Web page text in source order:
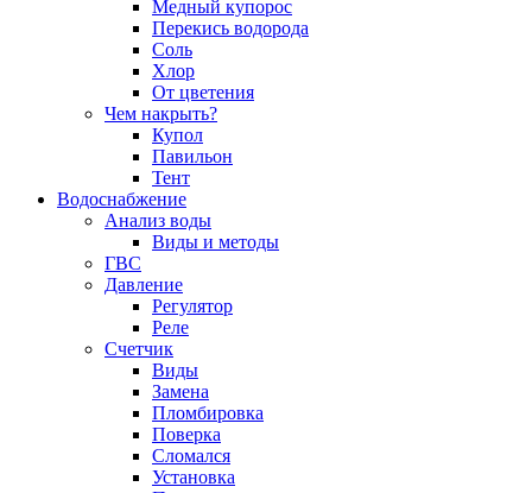
Медный купорос
Перекись водорода
Соль
Хлор
От цветения
Чем накрыть?
Купол
Павильон
Тент
Водоснабжение
Анализ воды
Виды и методы
ГВС
Давление
Регулятор
Реле
Счетчик
Виды
Замена
Пломбировка
Поверка
Сломался
Установка